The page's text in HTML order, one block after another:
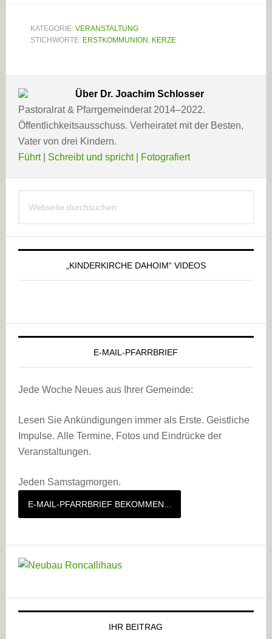
KATEGORIE: VERANSTALTUNG
STICHWORTE: ERSTKOMMUNION , KERZE
Über Dr. Joachim Schlosser
Pastoralrat & Pfarrgemeinderat 2014–2022.
Öffentlichkeitsausschuss. Verheiratet mit der Besten,
Vater von drei Kindern.
Führt| Schreibt und spricht| Fotografiert
Haupt-
Sidebar
durchsuchen
„KINDERKIRCHE DAHOIM“ VIDEOS
E-MAIL-PFARRBRIEF
Jede Woche Neues aus Ihrer Gemeinde:
Lesen Sie Ankündigungen immer als Erste. Geistliche
Impulse. Alle Termine, Fotos und Eindrücke der
Veranstaltungen.
Jeden Samstagmorgen.
E-MAIL-PFARRBRIEF BEKOMMEN...
IHR BEITRAG